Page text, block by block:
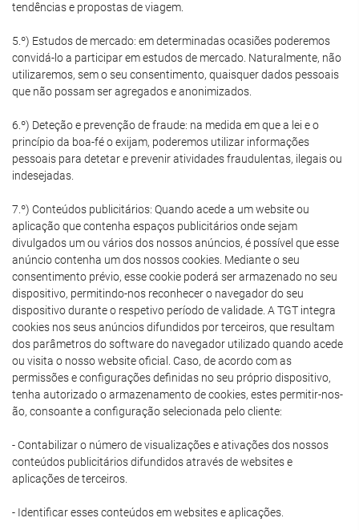
tendências e propostas de viagem.
5.º) Estudos de mercado: em determinadas ocasiões poderemos
convidá-lo a participar em estudos de mercado. Naturalmente, não
utilizaremos, sem o seu consentimento, quaisquer dados pessoais
que não possam ser agregados e anonimizados.
6.º) Deteção e prevenção de fraude: na medida em que a lei e o
princípio da boa-fé o exijam, poderemos utilizar informações
pessoais para detetar e prevenir atividades fraudulentas, ilegais ou
indesejadas.
7.º) Conteúdos publicitários: Quando acede a um website ou
aplicação que contenha espaços publicitários onde sejam
divulgados um ou vários dos nossos anúncios, é possível que esse
anúncio contenha um dos nossos cookies. Mediante o seu
consentimento prévio, esse cookie poderá ser armazenado no seu
dispositivo, permitindo-nos reconhecer o navegador do seu
dispositivo durante o respetivo período de validade. A TGT integra
cookies nos seus anúncios difundidos por terceiros, que resultam
dos parâmetros do software do navegador utilizado quando acede
ou visita o nosso website oficial. Caso, de acordo com as
permissões e configurações definidas no seu próprio dispositivo,
tenha autorizado o armazenamento de cookies, estes permitir-nos-
ão, consoante a configuração selecionada pelo cliente:
- Contabilizar o número de visualizações e ativações dos nossos
conteúdos publicitários difundidos através de websites e
aplicações de terceiros.
- Identificar esses conteúdos em websites e aplicações.